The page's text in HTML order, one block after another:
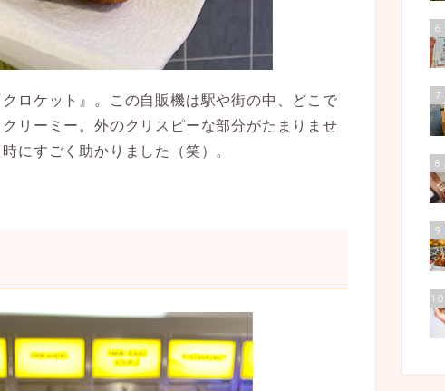
ロケット』。
この自販機は駅や街の中、どこで
リーミー。外のクリスピーな部分がたまりませ
にすごく助かりました（笑）。
6
7
8
9
10